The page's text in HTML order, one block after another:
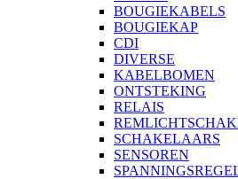
BOUGIEKABELS
BOUGIEKAP
CDI
DIVERSE
KABELBOMEN
ONTSTEKING
RELAIS
SCHAKELAARS
SENSOREN